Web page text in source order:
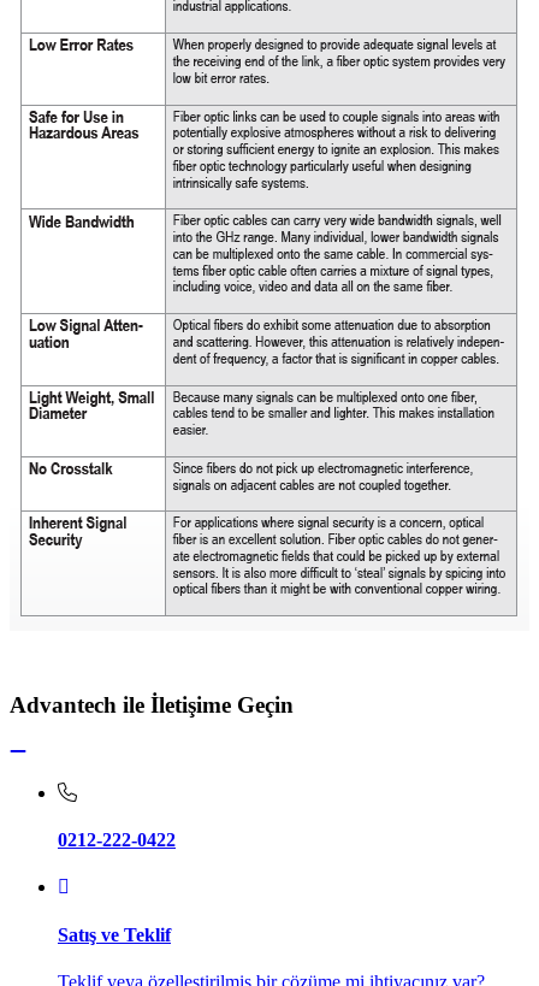
Advantech ile İletişime Geçin
0212-222-0422
Satış ve Teklif
Teklif veya özelleştirilmiş bir çözüme mi ihtiyacınız var?